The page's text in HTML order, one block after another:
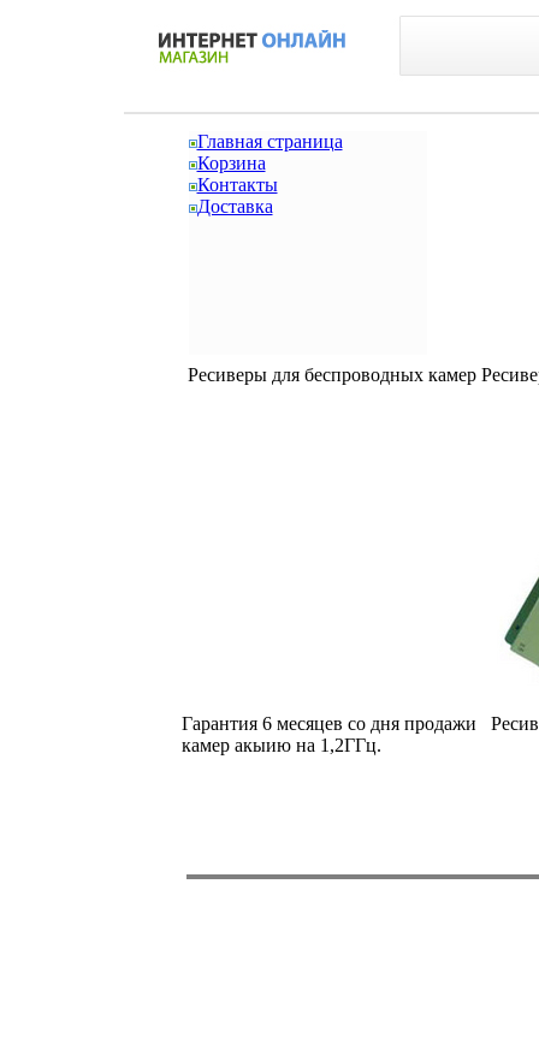
Главная страница
Корзина
Контакты
Доставка
Ресиверы для беспроводных камер
Гарантия 6 месяцев со дня продажи
камер акыию на 1,2ГГц.